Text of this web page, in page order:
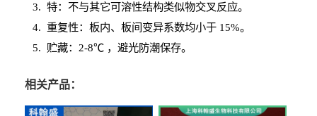
3. 特：不与其它可溶性结构类似物交叉反应。
4. 重复性：板内、板间变异系数均小于15%。
5. 贮藏：2-8℃ ，避光防潮保存。
相关产品：